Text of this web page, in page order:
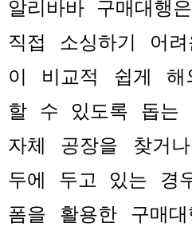
알리바바 구매대행
직접 소싱하기 어
이 비교적 쉽게 해
할 수 있도록 돕는
자체 공장을 찾거
두에 두고 있는 경
폼을 활용한 구매